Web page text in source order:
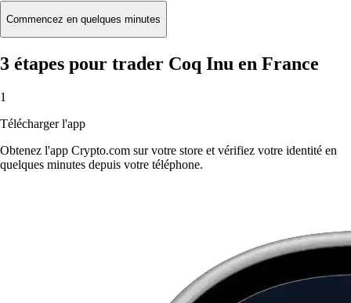
Commencez en quelques minutes
3 étapes pour trader Coq Inu en France
1
Télécharger l'app
Obtenez l'app Crypto.com sur votre store et vérifiez votre identité en
quelques minutes depuis votre téléphone.